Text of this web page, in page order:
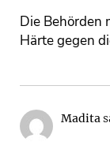
Die Behörden
Härte gegen
Madita